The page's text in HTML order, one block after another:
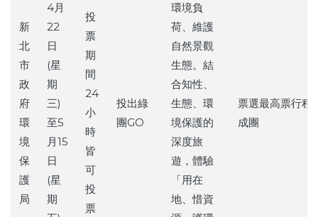
新
北
市
政
府
環
境
保
護
局
4月
22
日
(星
期
三)
至5
月15
日
(星
期
投
票
期
間
24
小
時
皆
可
投
票
投出綠
團GO
環境負
荷、維護
自然景觀
生態。結
合知性、
生態、環
境保護的
深度旅
遊，體驗
「用在
地、惜資
票選最高票行程
成團